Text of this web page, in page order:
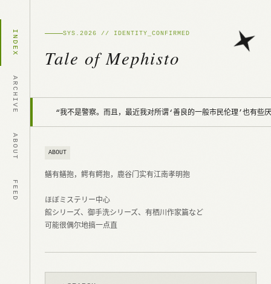
INDEX
ARCHIVE
ABOUT
FEED
SYS.2026 // IDENTITY_CONFIRMED
Tale of Mephisto
“我不是警察。而且，最近我对所谓‘善良的一般市民伦理’也
ABOUT
鳝有鳝抱，鳄有鳄抱，鹿谷门实有江南孝明抱
ほぼミステリー中心
館シリーズ、御手洗シリーズ、有栖川作家篇など
可能很偶尔地搞一点直